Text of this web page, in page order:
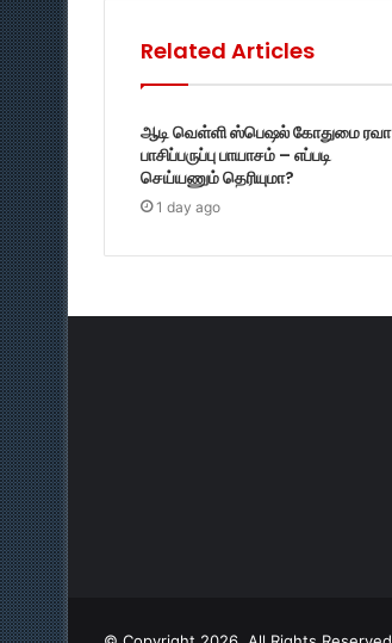
Related Articles
ஆடி வெள்ளி ஸ்பெஷல் கோதுமை ரவா
பாசிப்பருப்பு பாயாசம் – எப்படி
செய்யணும் தெரியுமா?
1 day ago